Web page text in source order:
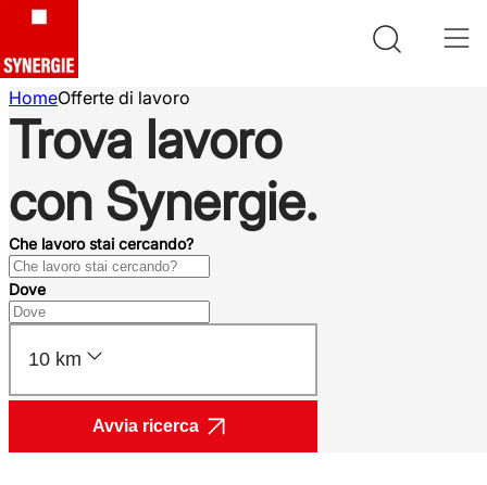
HomeOfferte di lavoro
Trova lavoro
con Synergie.
Che lavoro stai cercando?
Dove
10 km
Avvia ricerca